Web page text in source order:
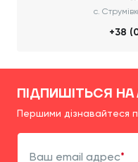
с.
+38
ПІДПИШІТЬСЯ НА
Першими дізнавайтеся
Ваш email адрес